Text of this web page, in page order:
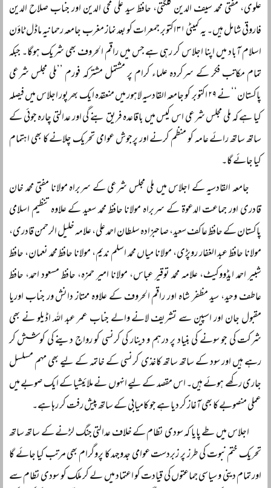
علوی، مفتی محمد سیف الدین گلگتی، حافظ سید علی محی الدین اور جناب صلاح الدین
فاروقی شامل ہیں۔ یہ کمیٹی ۳۱ اکتوبر جمعرات کو بعد نماز مغرب جامعہ رحمانیہ ماڈل ٹاؤن
اسلام آباد میں اپنا اجلاس کر رہی ہے جس میں راقم الحروف بھی شریک ہوگا۔ جبکہ
تمام مکاتب فکر کے سرکردہ علماء کرام پر مشتمل مشترکہ فورم ’’ملی مجلس شرعی
پاکستان‘‘ نے ۲۹ اکتوبر کو جامعہ القادسیہ لاہور میں منعقدہ ایک بھرپور اجلاس میں فیصلہ
کیا ہے کہ ملی مجلس شرعی اس کیس میں باقاعدہ فریق بنے گی اور عدالتی چارہ جوئی کے
ساتھ ساتھ رائے عامہ کو منظم کرنے اور پرجوش عوامی تحریک چلانے کا بھی اہتمام
کیا جائے گا۔
جامعہ القادسیہ کے اجلاس میں ملی مجلس شرعی کے سربراہ مولانا مفتی محمد خان
قادری اور جماعت الدعوۃ کے سربراہ مولانا حافظ محمد سعید کے علاوہ تنظیم اسلامی
پاکستان کے حافظ عاکف سعید، صاحبزادہ سلطان احمد علی، علامہ خلیل الرحمن قادری،
مولانا حافظ عبد الغفار روپڑی، مولانا میاں محمد اسلم ندیم، مولانا حافظ محمد نعمان، حافظ
شبیر احمد ایڈووکیٹ، علامہ محمد توقیر عباس، مولانا امیر حمزہ، حافظ مسعود احمد، حافظ
عاطف وحید، سید مظفر شاہ اور راقم الحروف کے علاوہ ممتاز دانش ور جناب اوریا
مقبول جان اور اسپین سے تشریف لانے والے جناب عمر عبد اللہ اڈیلو نے بھی
شرکت کی جو سونے کی بنیاد پر درہم و دینار کی کرنسی کو رواج دینے کی کوشش کر
رہے ہیں اور سود کے ساتھ ساتھ کاغذی کرنسی کے خاتمہ کے لیے بھی مہم مسلسل
جاری رکھے ہوئے ہیں۔ اس مقصد کے لیے انہوں نے ملائیشیا کے ایک صوبے میں
عملی منصوبے کا بھی آغاز کر دیا ہے جو کامیابی کے ساتھ پیش رفت کر رہا ہے۔
اجلاس میں طے پایا کہ سودی نظام کے خلاف عدالتی جنگ لڑنے کے ساتھ ساتھ
تحریک ختم نبوت کی طرز پر زبردست عوامی جدوجہد کا پروگرام بھی مرتب کیا جائے گا
اور تمام دینی و سیاسی جماعتوں کی قیادت کو اعتماد میں لے کر ملک کو سودی نظام سے